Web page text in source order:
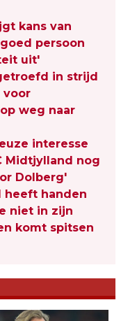
kans van
persoon
uit'
in strijd
voor
weg naar
interesse
Midtjylland nog
Dolberg'
heeft handen
niet in zijn
komt spitsen